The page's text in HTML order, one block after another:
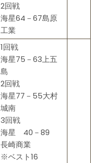
2回戦
海星64－67島原
工業
1回戦
海星75－63上五
島
2回戦
海星77－55大村
城南
3回戦
海星 40－89
長崎商業
※ベスト16